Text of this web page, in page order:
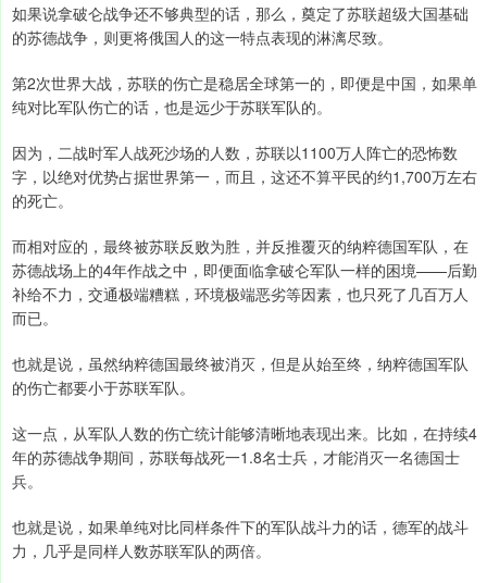
如果说拿破仑战争还不够典型的话，那么，奠定了苏联超级大国基础
的苏德战争，则更将俄国人的这一特点表现的淋漓尽致。
第2次世界大战，苏联的伤亡是稳居全球第一的，即便是中国，如果单
纯对比军队伤亡的话，也是远少于苏联军队的。
因为，二战时军人战死沙场的人数，苏联以1100万人阵亡的恐怖数
字，以绝对优势占据世界第一，而且，这还不算平民的约1,700万左右
的死亡。
而相对应的，最终被苏联反败为胜，并反推覆灭的纳粹德国军队，在
苏德战场上的4年作战之中，即便面临拿破仑军队一样的困境——后勤
补给不力，交通极端糟糕，环境极端恶劣等因素，也只死了几百万人
而已。
也就是说，虽然纳粹德国最终被消灭，但是从始至终，纳粹德国军队
的伤亡都要小于苏联军队。
这一点，从军队人数的伤亡统计能够清晰地表现出来。比如，在持续4
年的苏德战争期间，苏联每战死一1.8名士兵，才能消灭一名德国士
兵。
也就是说，如果单纯对比同样条件下的军队战斗力的话，德军的战斗
力，几乎是同样人数苏联军队的两倍。